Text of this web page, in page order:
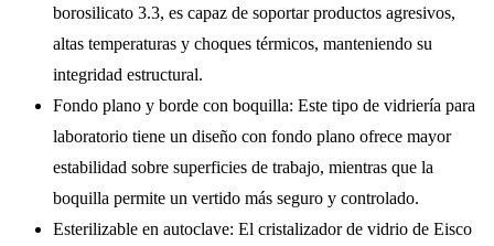
borosilicato 3.3, es capaz de soportar productos agresivos,
altas temperaturas y choques térmicos, manteniendo su
integridad estructural.
Fondo plano y borde con boquilla: Este tipo de vidriería para
laboratorio tiene un diseño con fondo plano ofrece mayor
estabilidad sobre superficies de trabajo, mientras que la
boquilla permite un vertido más seguro y controlado.
Esterilizable en autoclave: El cristalizador de vidrio de Eisco